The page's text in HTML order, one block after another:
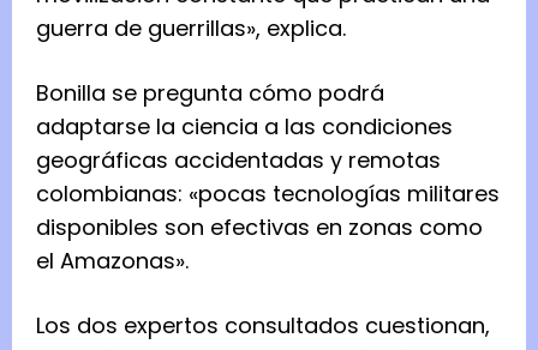
guerra de guerrillas», explica.
Bonilla se pregunta cómo podrá
adaptarse la ciencia a las condiciones
geográficas accidentadas y remotas
colombianas: «pocas tecnologías militares
disponibles son efectivas en zonas como
el Amazonas».
Los dos expertos consultados cuestionan,